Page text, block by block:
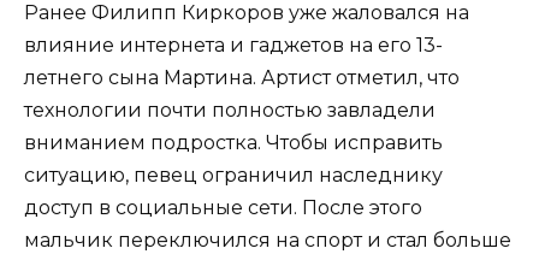
Ранее Филипп Киркоров уже жаловался на
влияние интернета и гаджетов на его 13-
летнего сына Мартина. Артист отметил, что
технологии почти полностью завладели
вниманием подростка. Чтобы исправить
ситуацию, певец ограничил наследнику
доступ в социальные сети. После этого
мальчик переключился на спорт и стал больше